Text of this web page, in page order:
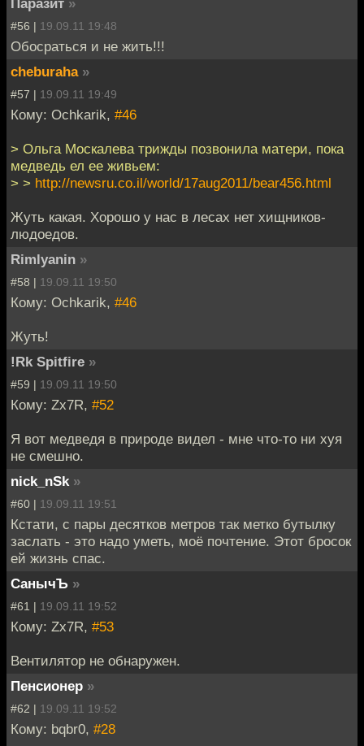
#56 | 19.09.11 19:48
Обосраться и не жить!!!
cheburaha »
#57 | 19.09.11 19:49
Кому: Ochkarik, #46
> Ольга Москалева трижды позвонила матери, пока
медведь ел ее живьем:
> > http://newsru.co.il/world/17aug2011/bear456.html
Жуть какая. Хорошо у нас в лесах нет хищников-
людоедов.
Rimlyanin »
#58 | 19.09.11 19:50
Кому: Ochkarik, #46
Жуть!
!Rk Spitfire »
#59 | 19.09.11 19:50
Кому: Zx7R, #52
Я вот медведя в природе видел - мне что-то ни хуя
не смешно.
nick_nSk »
#60 | 19.09.11 19:51
Кстати, с пары десятков метров так метко бутылку
заслать - это надо уметь, моё почтение. Этот бросок
ей жизнь спас.
СанычЪ »
#61 | 19.09.11 19:52
Кому: Zx7R, #53
Вентилятор не обнаружен.
Пенсионер »
#62 | 19.09.11 19:52
Кому: bqbr0, #28